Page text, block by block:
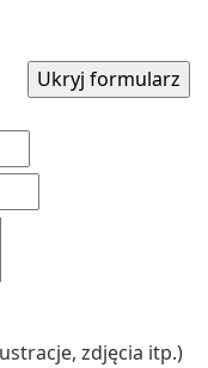
zdjęcia itp.)